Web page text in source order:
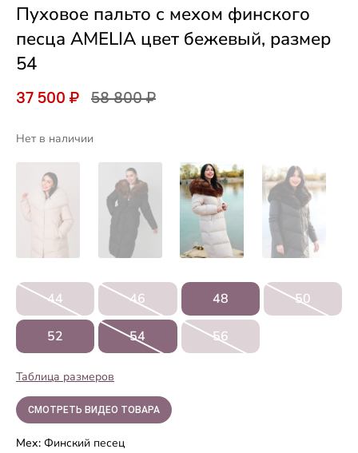
Пуховое пальто с мехом финского
песца AMELIA цвет бежевый, размер
54
37 500 ₽ 58 800 ₽
Нет в наличии
44 46 48 50
52 54 56
Таблица размеров
СМОТРЕТЬ ВИДЕО ТОВАРА
Мех: Финский песец